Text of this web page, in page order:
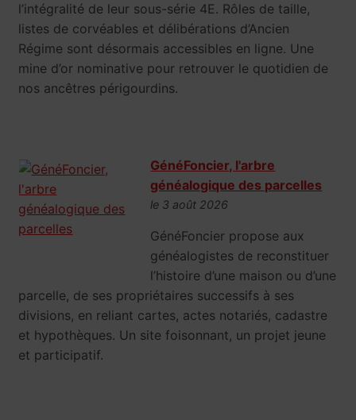
l’intégralité de leur sous-série 4E. Rôles de taille,
listes de corvéables et délibérations d’Ancien
Régime sont désormais accessibles en ligne. Une
mine d’or nominative pour retrouver le quotidien de
nos ancêtres périgourdins.
GénéFoncier, l'arbre
généalogique des parcelles
le 3 août 2026
GénéFoncier propose aux
généalogistes de reconstituer
l’histoire d’une maison ou d’une
parcelle, de ses propriétaires successifs à ses
divisions, en reliant cartes, actes notariés, cadastre
et hypothèques. Un site foisonnant, un projet jeune
et participatif.